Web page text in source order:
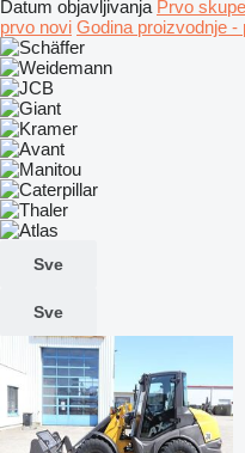
Datum objavljivanja Prvo skupe
prvo novi Godina proizvodnje -
Sve
Sve